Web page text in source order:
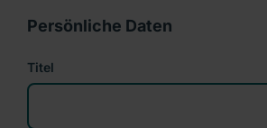
Persönliche Daten
Titel